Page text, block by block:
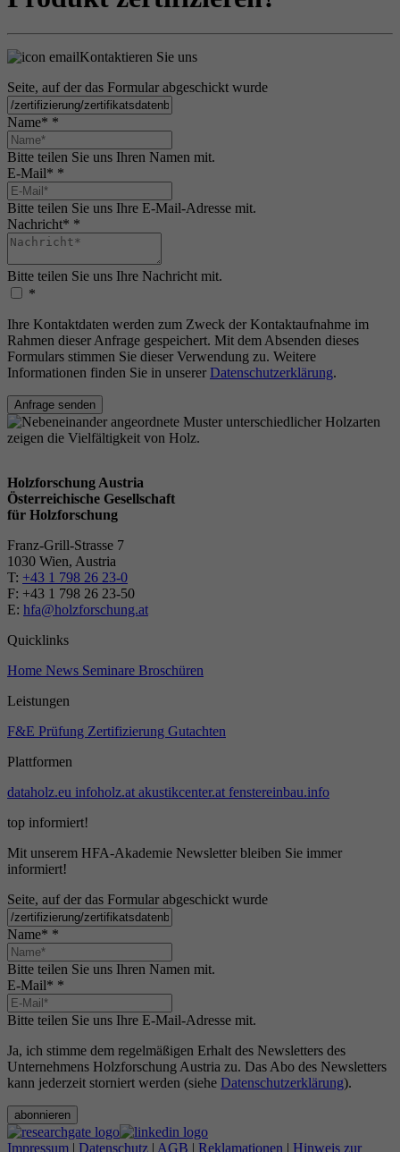
Kontaktieren Sie uns
Seite, auf der das Formular abgeschickt wurde
Name* *
Bitte teilen Sie uns Ihren Namen mit.
E-Mail* *
Bitte teilen Sie uns Ihre E-Mail-Adresse mit.
Nachricht* *
Bitte teilen Sie uns Ihre Nachricht mit.
*
Ihre Kontaktdaten werden zum Zweck der Kontaktaufnahme im
Rahmen dieser Anfrage gespeichert. Mit dem Absenden dieses
Formulars stimmen Sie dieser Verwendung zu. Weitere
Informationen finden Sie in unserer Datenschutzerklärung.
Anfrage senden
Holzforschung Austria
Österreichische Gesellschaft
für Holzforschung
Franz-Grill-Strasse 7
1030 Wien, Austria
T: +43 1 798 26 23-0
​​F: +43 1 798 26 23-50
E: hfa@holzforschung.at
Quicklinks
Home News Seminare Broschüren
Leistungen
F&E Prüfung Zertifizierung Gutachten
Plattformen
dataholz.eu infoholz.at akustikcenter.at fenstereinbau.info
top informiert!
Mit unserem HFA-Akademie Newsletter bleiben Sie immer
informiert!
Seite, auf der das Formular abgeschickt wurde
Name* *
Bitte teilen Sie uns Ihren Namen mit.
E-Mail* *
Bitte teilen Sie uns Ihre E-Mail-Adresse mit.
Ja, ich stimme dem regelmäßigen Erhalt des Newsletters des
Unternehmens Holzforschung Austria zu. Das Abo des Newsletters
kann jederzeit storniert werden (siehe Datenschutzerklärung).
abonnieren
Impressum | Datenschutz | AGB | Reklamationen | Hinweis zur